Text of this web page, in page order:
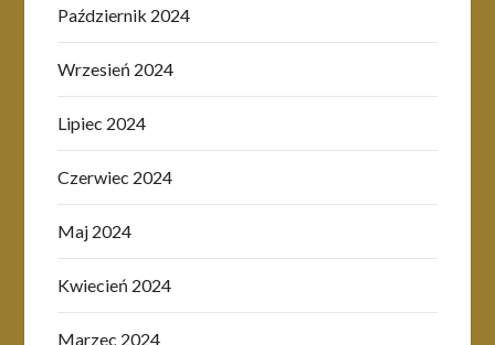
Październik 2024
Wrzesień 2024
Lipiec 2024
Czerwiec 2024
Maj 2024
Kwiecień 2024
Marzec 2024